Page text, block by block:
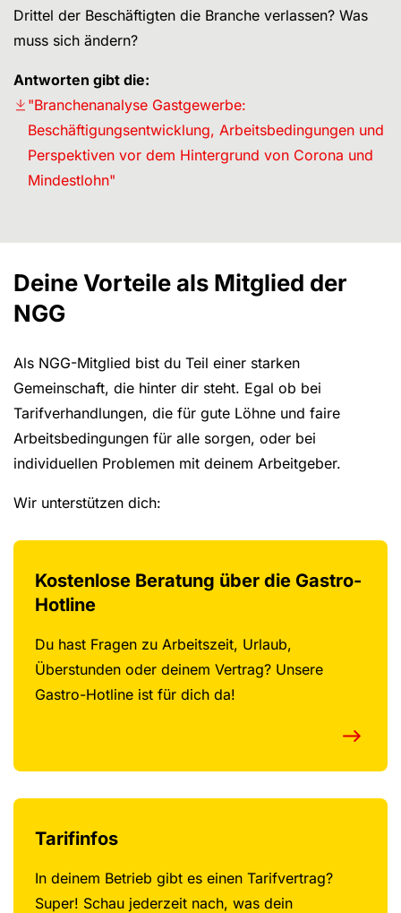
Drittel der Beschäftigten die Branche verlassen? Was
muss sich ändern?
Antworten gibt die:
"Branchenanalyse Gastgewerbe:
Beschäftigungsentwicklung, Arbeitsbedingungen und
Perspektiven vor dem Hintergrund von Corona und
Mindestlohn"
Deine Vorteile als Mitglied der
NGG
Als NGG-Mitglied bist du Teil einer starken
Gemeinschaft, die hinter dir steht. Egal ob bei
Tarifverhandlungen, die für gute Löhne und faire
Arbeitsbedingungen für alle sorgen, oder bei
individuellen Problemen mit deinem Arbeitgeber.
Wir unterstützen dich:
Kostenlose Beratung über die Gastro-
Hotline
Du hast Fragen zu Arbeitszeit, Urlaub,
Überstunden oder deinem Vertrag? Unsere
Gastro-Hotline ist für dich da!
Tarifinfos
In deinem Betrieb gibt es einen Tarifvertrag?
Super! Schau jederzeit nach, was dein